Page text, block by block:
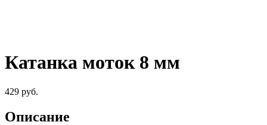
Катанка моток 8 мм
429 руб.
Описание